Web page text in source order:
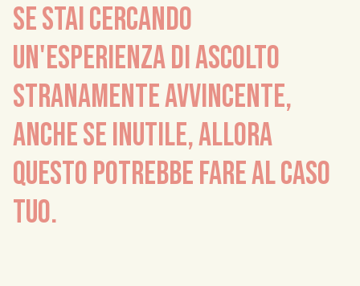
SE STAI CERCANDO
UN'ESPERIENZA DI ASCOLTO
STRANAMENTE AVVINCENTE,
ANCHE SE INUTILE, ALLORA
QUESTO POTREBBE FARE AL CASO
TUO.